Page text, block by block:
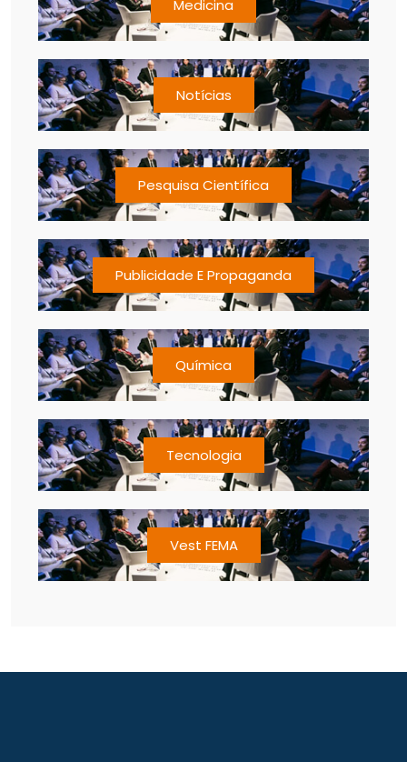
Medicina
Notícias
Pesquisa Científica
Publicidade E Propaganda
Química
Tecnologia
Vest FEMA